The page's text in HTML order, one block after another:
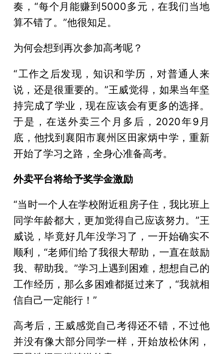
奏，“每个月能赚到5000多元，在我们当地
算不错了。”他很知足。
为何会想到再次参加高考呢？
“工作之后发现，知识和学历，对普通人来
说，还是很重要的。”王威觉得，如果当年坚
持完成了学业，现在应该会有更多的选择。
于是，在送外卖三个月多后，2020年9月
底，他找到襄阳市襄州区田家炳中学，重新
开始了学习之路，全身心准备高考。
外卖平台将给予奖学金激励
“当时一个人在学校附近租房子住，我比班上
同学年龄都大，更加觉得自己应该努力。”王
威说，毕竟好几年没学习了，一开始确实不
顺利，“老师们给了我很大帮助，一直在鼓励
我、帮助我。”学习上遇到困难，想想自己的
工作经历，那么多困难都挺过来了，“我就相
信自己一定能行！”
高考后，王威感觉自己考得还不错，不过他
并没有像大部分同学一样，开始放松休闲，